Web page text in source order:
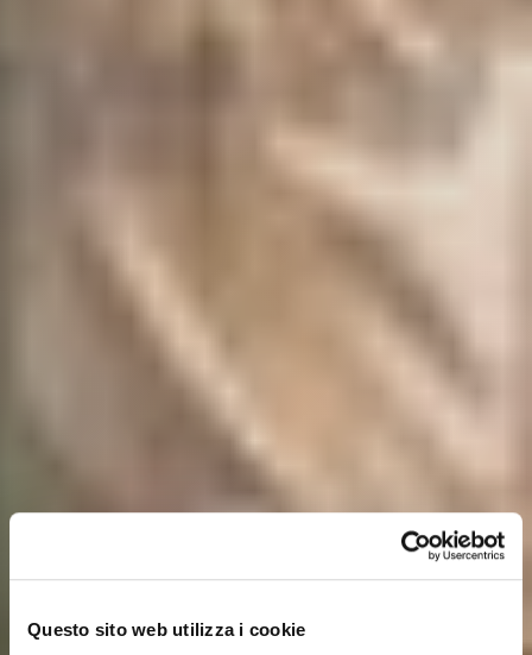
Questo sito web utilizza i cookie